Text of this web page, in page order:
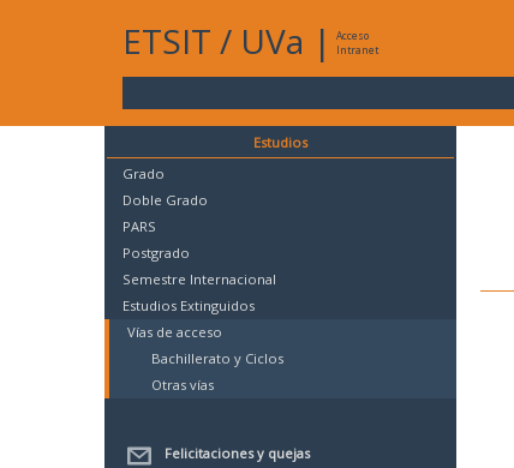
ETSIT / UVa |
Acceso
Intranet
Estudios
Grado
Doble Grado
PARS
Postgrado
Semestre Internacional
Estudios Extinguidos
Vías de acceso
Bachillerato y Ciclos
Otras vías
Felicitaciones y quejas